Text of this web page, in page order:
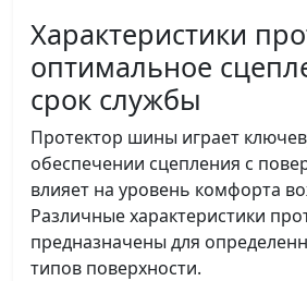
Характеристики
оптимальное
срок службы
Протектор шины играет
обеспечении сцепления с
влияет на уровень комфорта
Различные характеристики
предназначены для
типов поверхности.